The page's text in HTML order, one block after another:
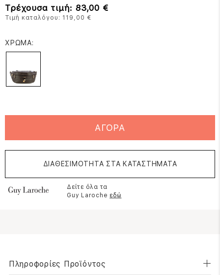
Τρέχουσα τιμή: 83,00 €
Τιμή καταλόγου: 119,00 €
ΧΡΩΜΑ:
ΑΓΟΡΑ
ΔΙΑΘΕΣΙΜΟΤΗΤΑ ΣΤΑ ΚΑΤΑΣΤΗΜΑΤΑ
Δείτε όλα τα
Guy Laroche εδώ
Πληροφορίες Προϊόντος